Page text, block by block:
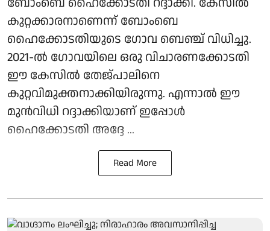
കുറ്റക്കാരനാണെന്ന് ബോംബെ
ഹൈക്കോടതിയുടെ ഗോവ ബെഞ്ച് വിധിച്ചു.
2021-ൽ ഗോവയിലെ ഒരു വിചാരണക്കോടതി
ഈ കേസിൽ തേജ്പാലിനെ
കുറ്റവിമുക്തനാക്കിയിരുന്നു. എന്നാൽ ഈ
മുൻവിധി റദ്ദാക്കിയാണ് ഇപ്പോൾ
ഹൈക്കോടതി അദ്ദേ ...
Read More